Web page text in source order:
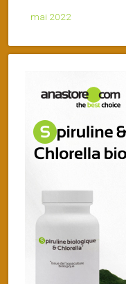
mai 2022